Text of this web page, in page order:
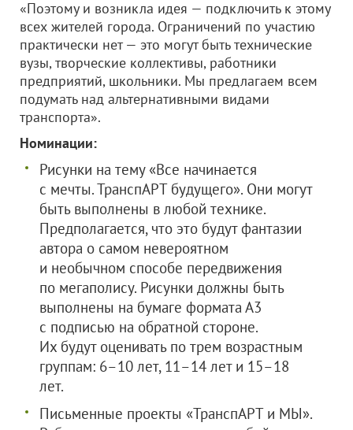
«Поэтому и возникла идея — подключить к этому
всех жителей города. Ограничений по участию
практически нет — это могут быть технические
вузы, творческие коллективы, работники
предприятий, школьники. Мы предлагаем всем
подумать над альтернативными видами
транспорта».
Номинации:
Рисунки на тему «Все начинается
с мечты. ТранспАРТ будущего». Они могут
быть выполнены в любой технике.
Предполагается, что это будут фантазии
автора о самом невероятном
и необычном способе передвижения
по мегаполису. Рисунки должны быть
выполнены на бумаге формата А3
с подписью на обратной стороне.
Их будут оценивать по трем возрастным
группам: 6–10 лет, 11–14 лет и 15–18
лет.
Письменные проекты «ТранспАРТ и МЫ».